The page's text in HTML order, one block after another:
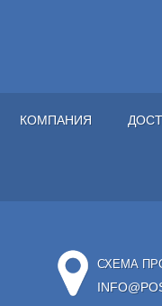
КОМПАНИЯ
СХЕМА